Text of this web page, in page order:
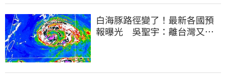
白海豚路徑變了！最新各國預
報曝光 吳聖宇：離台灣又更